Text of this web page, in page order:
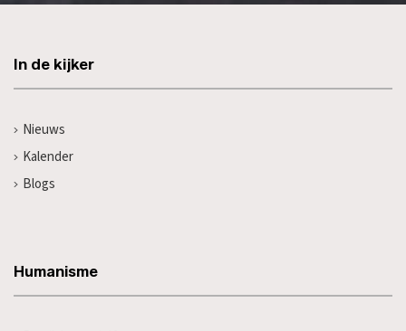
In de kijker
Nieuws
Kalender
Blogs
Humanisme